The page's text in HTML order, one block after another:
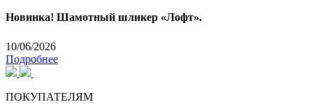
Новинка! Шамотный шликер «Лофт».
10/06/2026
Подробнее
ПОКУПАТЕЛЯМ